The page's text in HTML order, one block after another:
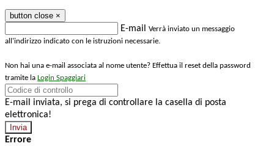
button close ×
E-mail Verrà inviato un messaggio
all'indirizzo indicato con le istruzioni necessarie.
Non hai una e-mail associata al nome utente? Effettua il reset della password
tramite la Login Spaggiari
E-mail inviata, si prega di controllare la casella di posta
elettronica!
Errore